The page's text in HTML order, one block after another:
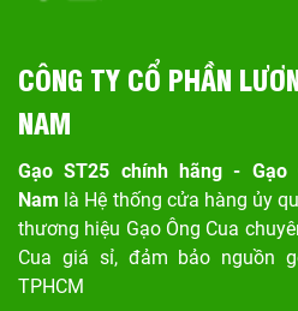
CÔNG TY CỔ PHẦN
NAM
Gạo ST25 chính hãng - Gạo
Nam là Hệ thống cửa hàng ủy
thương hiệu Gạo Ông Cua
Cua giá sỉ, đảm bảo nguồn
TPHCM